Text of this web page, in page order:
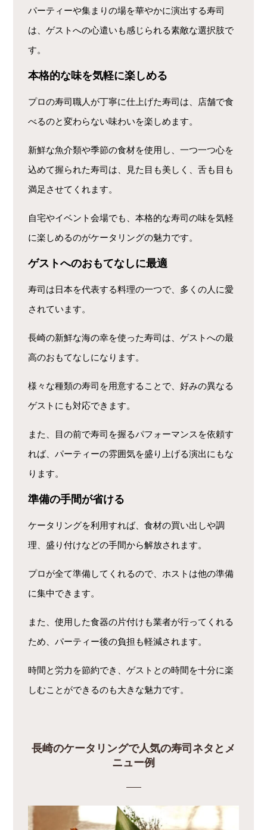
パーティーや集まりの場を華やかに演出する寿司
は、ゲストへの心遣いも感じられる素敵な選択肢で
す。
本格的な味を気軽に楽しめる
プロの寿司職人が丁寧に仕上げた寿司は、店舗で食
べるのと変わらない味わいを楽しめます。
新鮮な魚介類や季節の食材を使用し、一つ一つ心を
込めて握られた寿司は、見た目も美しく、舌も目も
満足させてくれます。
自宅やイベント会場でも、本格的な寿司の味を気軽
に楽しめるのがケータリングの魅力です。
ゲストへのおもてなしに最適
寿司は日本を代表する料理の一つで、多くの人に愛
されています。
長崎の新鮮な海の幸を使った寿司は、ゲストへの最
高のおもてなしになります。
様々な種類の寿司を用意することで、好みの異なる
ゲストにも対応できます。
また、目の前で寿司を握るパフォーマンスを依頼す
れば、パーティーの雰囲気を盛り上げる演出にもな
ります。
準備の手間が省ける
ケータリングを利用すれば、食材の買い出しや調
理、盛り付けなどの手間から解放されます。
プロが全て準備してくれるので、ホストは他の準備
に集中できます。
また、使用した食器の片付けも業者が行ってくれる
ため、パーティー後の負担も軽減されます。
時間と労力を節約でき、ゲストとの時間を十分に楽
しむことができるのも大きな魅力です。
長崎のケータリングで人気の寿司ネタとメ
ニュー例